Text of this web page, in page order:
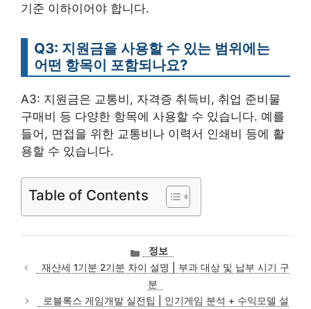
기준 이하이어야 합니다.
Q3: 지원금을 사용할 수 있는 범위에는
어떤 항목이 포함되나요?
A3: 지원금은 교통비, 자격증 취득비, 취업 준비물
구매비 등 다양한 항목에 사용할 수 있습니다. 예를
들어, 면접을 위한 교통비나 이력서 인쇄비 등에 활
용할 수 있습니다.
Table of Contents
카
테
고
리
정보
재산세 1기분 2기분 차이 설명 | 부과 대상 및 납부 시기 구
분
로블록스 게임개발 실전팁 | 인기게임 분석 + 수익모델 설